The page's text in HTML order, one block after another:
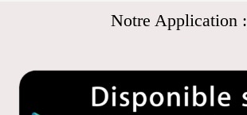
Notre Application :